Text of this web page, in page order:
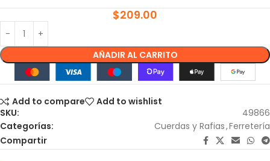
$209.00
AÑADIR AL CARRITO
Add to compare
Add to wishlist
SKU:
49866
Categorías:
Cuerdas y Rafias,Ferretería
Compartir